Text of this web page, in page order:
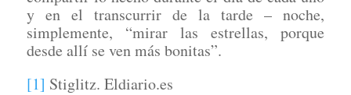
y en el transcurrir de la tarde – noche,
simplemente, “mirar las estrellas, porque
desde allí se ven más bonitas”.
[1] Stiglitz. Eldiario.es